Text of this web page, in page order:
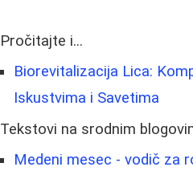
Pročitajte i...
Biorevitalizacija Lica:
Iskustvima i Savetima
Tekstovi na srodnim
Medeni mesec - vodič za